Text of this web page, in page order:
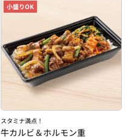
小盛りOK
スタミナ満点！
牛カルビ＆ホルモン重